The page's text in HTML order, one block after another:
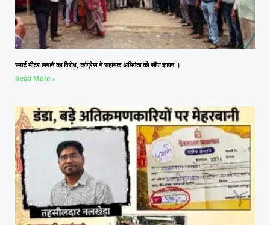
स्मार्ट मीटर लगाने का विरोध, कांग्रेस ने सहायक अभियंता को सौंपा ज्ञापन ।
Read More »